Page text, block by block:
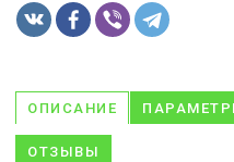
ОПИСАНИЕ
ОТЗЫВЫ